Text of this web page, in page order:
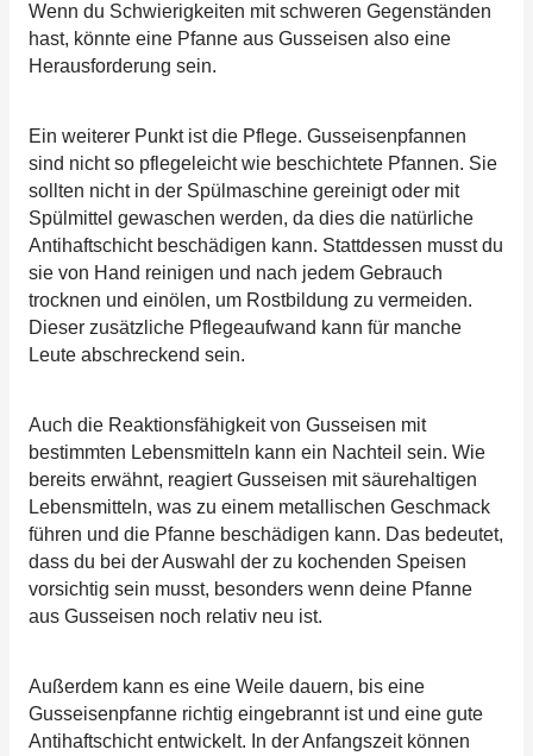
Wenn du Schwierigkeiten mit schweren Gegenständen
hast, könnte eine Pfanne aus Gusseisen also eine
Herausforderung sein.
Ein weiterer Punkt ist die Pflege. Gusseisenpfannen
sind nicht so pflegeleicht wie beschichtete Pfannen. Sie
sollten nicht in der Spülmaschine gereinigt oder mit
Spülmittel gewaschen werden, da dies die natürliche
Antihaftschicht beschädigen kann. Stattdessen musst du
sie von Hand reinigen und nach jedem Gebrauch
trocknen und einölen, um Rostbildung zu vermeiden.
Dieser zusätzliche Pflegeaufwand kann für manche
Leute abschreckend sein.
Auch die Reaktionsfähigkeit von Gusseisen mit
bestimmten Lebensmitteln kann ein Nachteil sein. Wie
bereits erwähnt, reagiert Gusseisen mit säurehaltigen
Lebensmitteln, was zu einem metallischen Geschmack
führen und die Pfanne beschädigen kann. Das bedeutet,
dass du bei der Auswahl der zu kochenden Speisen
vorsichtig sein musst, besonders wenn deine Pfanne
aus Gusseisen noch relativ neu ist.
Außerdem kann es eine Weile dauern, bis eine
Gusseisenpfanne richtig eingebrannt ist und eine gute
Antihaftschicht entwickelt. In der Anfangszeit können